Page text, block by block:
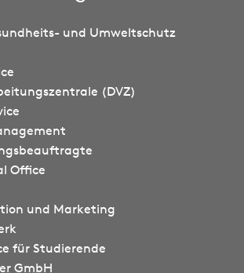
und Umweltschutz
(DVZ)
Office
und Marketing
für Studierende
GmbH